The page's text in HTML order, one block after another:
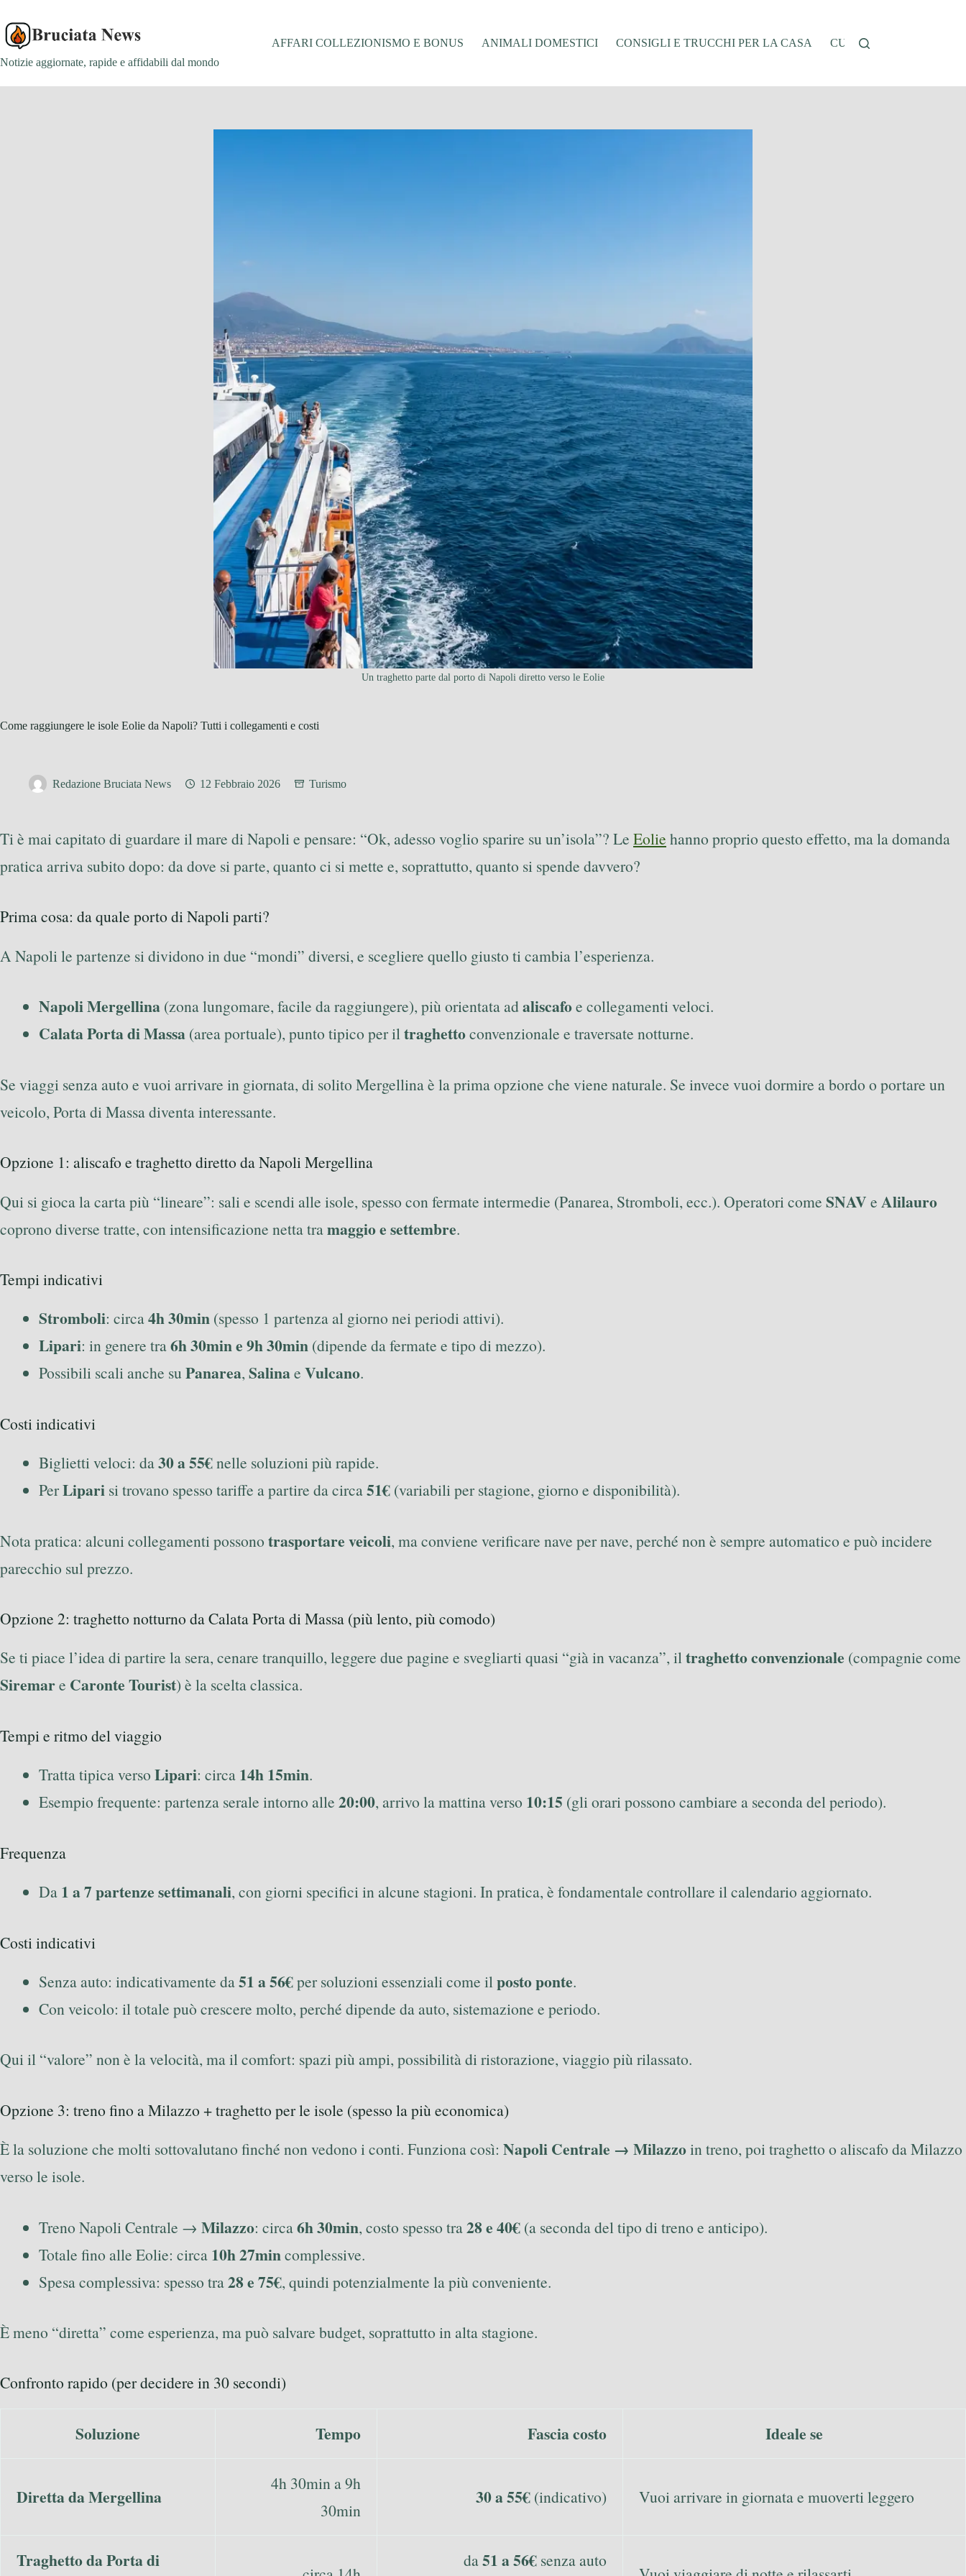
contenuto
Notizie aggiornate, rapide e affidabili dal mondo
AFFARI COLLEZIONISMO E BONUS ANIMALI DOMESTICI CONSIGLI E TRUCCHI PER LA CASA CUCINA E RICETTE
Un traghetto parte dal porto di Napoli diretto verso le Eolie
Come raggiungere le isole Eolie da Napoli? Tutti i collegamenti e costi
Redazione Bruciata News 12 Febbraio 2026 Turismo
Ti è mai capitato di guardare il mare di Napoli e pensare: “Ok, adesso voglio sparire su un’isola”? Le Eolie hanno proprio questo effetto, ma la domanda
pratica arriva subito dopo: da dove si parte, quanto ci si mette e, soprattutto, quanto si spende davvero?
Prima cosa: da quale porto di Napoli parti?
A Napoli le partenze si dividono in due “mondi” diversi, e scegliere quello giusto ti cambia l’esperienza.
Napoli Mergellina (zona lungomare, facile da raggiungere), più orientata adaliscafoe collegamenti veloci.
Calata Porta di Massa (area portuale), punto tipico per iltraghettoconvenzionale e traversate notturne.
Se viaggi senza auto e vuoi arrivare in giornata, di solito Mergellina è la prima opzione che viene naturale. Se invece vuoi dormire a bordo o portare un
veicolo, Porta di Massa diventa interessante.
Opzione 1: aliscafo e traghetto diretto da Napoli Mergellina
Qui si gioca la carta più “lineare”: sali e scendi alle isole, spesso con fermate intermedie (Panarea, Stromboli, ecc.). Operatori come SNAV e Alilauro
coprono diverse tratte, con intensificazione netta tramaggio e settembre.
Tempi indicativi
Stromboli: circa4h 30min (spesso 1 partenza al giorno nei periodi attivi).
Lipari: in genere tra6h 30min e 9h 30min (dipende da fermate e tipo di mezzo).
Possibili scali anche su Panarea, Salinae Vulcano.
Costi indicativi
Biglietti veloci: da30 a 55€nelle soluzioni più rapide.
PerLipari si trovano spesso tariffe a partire da circa51€ (variabili per stagione, giorno e disponibilità).
Nota pratica: alcuni collegamenti possono trasportare veicoli, ma conviene verificare nave per nave, perché non è sempre automatico e può incidere
parecchio sul prezzo.
Opzione 2: traghetto notturno da Calata Porta di Massa (più lento, più comodo)
Se ti piace l’idea di partire la sera, cenare tranquillo, leggere due pagine e svegliarti quasi “già in vacanza”, iltraghetto convenzionale (compagnie come
Siremare Caronte Tourist) è la scelta classica.
Tempi e ritmo del viaggio
Tratta tipica verso Lipari: circa 14h 15min.
Esempio frequente: partenza serale intorno alle 20:00, arrivo la mattina verso 10:15 (gli orari possono cambiare a seconda del periodo).
Frequenza
Da 1 a 7 partenze settimanali, con giorni specifici in alcune stagioni. In pratica, è fondamentale controllare il calendario aggiornato.
Costi indicativi
Senza auto: indicativamente da51 a 56€per soluzioni essenziali come ilposto ponte.
Con veicolo: il totale può crescere molto, perché dipende da auto, sistemazione e periodo.
Qui il “valore” non è la velocità, ma il comfort: spazi più ampi, possibilità di ristorazione, viaggio più rilassato.
Opzione 3: treno fino a Milazzo + traghetto per le isole (spesso la più economica)
È la soluzione che molti sottovalutano finché non vedono i conti. Funziona così: Napoli Centrale → Milazzoin treno, poi traghetto o aliscafo da Milazzo
verso le isole.
Treno Napoli Centrale → Milazzo: circa6h 30min, costo spesso tra28 e 40€ (a seconda del tipo di treno e anticipo).
Totale fino alle Eolie: circa 10h 27mincomplessive.
Spesa complessiva: spesso tra28 e 75€, quindi potenzialmente la più conveniente.
È meno “diretta” come esperienza, ma può salvare budget, soprattutto in alta stagione.
Confronto rapido (per decidere in 30 secondi)
Soluzione Tempo Fascia costo Ideale se
Diretta da Mergellina
4h 30min a 9h
30min
30 a 55€ (indicativo) Vuoi arrivare in giornata e muoverti leggero
Traghetto da Porta di
da51 a 56€ senza auto